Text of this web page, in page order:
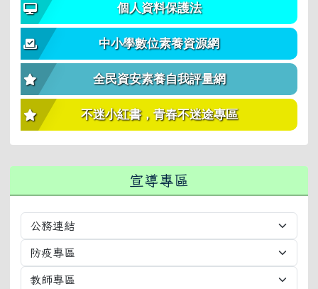
個人資料保護法
中小學數位素養資源網
全民資安素養自我評量網
不迷小紅書，青春不迷途專區
宣導專區